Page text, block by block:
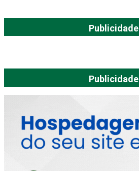
Publicidade
Publicidade